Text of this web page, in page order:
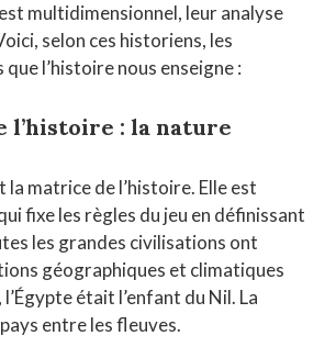
multidimensionnel, leur analyse
selon ces historiens, les
l’histoire nous enseigne :
l’histoire : la nature
la matrice de l’histoire. Elle est
fixe les règles du jeu en définissant
les grandes civilisations ont
géographiques et climatiques
était l’enfant du Nil. La
entre les fleuves.